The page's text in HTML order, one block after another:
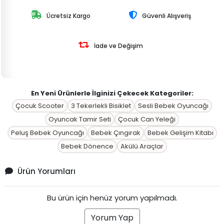
Ücretsiz Kargo Güvenli Alışveriş
İade ve Değişim
En Yeni Ürünlerle İlginizi Çekecek Kategoriler:
Çocuk Scooter
3 Tekerlekli Bisiklet
Sesli Bebek Oyuncağı
Oyuncak Tamir Seti
Çocuk Can Yeleği
Peluş Bebek Oyuncağı
Bebek Çıngırak
Bebek Gelişim Kitabı
Bebek Dönence
Akülü Araçlar
Ürün Yorumları
Bu ürün için henüz yorum yapılmadı.
Yorum Yap